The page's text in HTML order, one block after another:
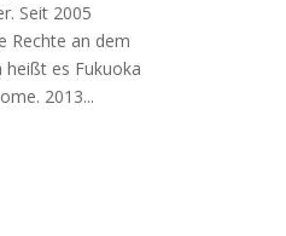
Seit 2005
Rechte an dem
heißt es Fukuoka
2013...